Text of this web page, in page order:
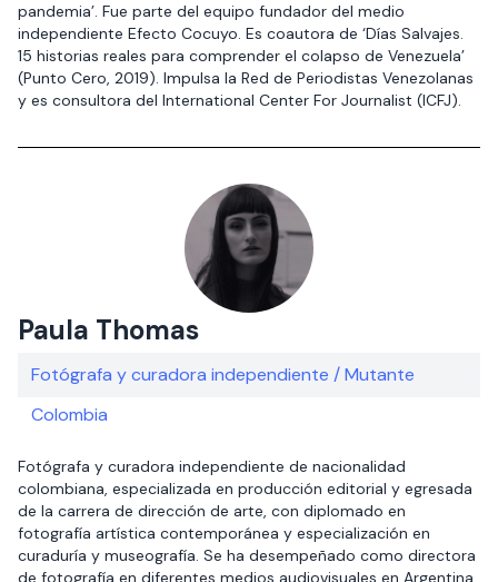
pandemia’. Fue parte del equipo fundador del medio
independiente Efecto Cocuyo. Es coautora de ‘Días Salvajes.
15 historias reales para comprender el colapso de Venezuela’
(Punto Cero, 2019). Impulsa la Red de Periodistas Venezolanas
y es consultora del International Center For Journalist (ICFJ).
Paula Thomas
Fotógrafa y curadora independiente / Mutante
Colombia
Fotógrafa y curadora independiente de nacionalidad
colombiana, especializada en producción editorial y egresada
de la carrera de dirección de arte, con diplomado en
fotografía artística contemporánea y especialización en
curaduría y museografía. Se ha desempeñado como directora
de fotografía en diferentes medios audiovisuales en Argentina,